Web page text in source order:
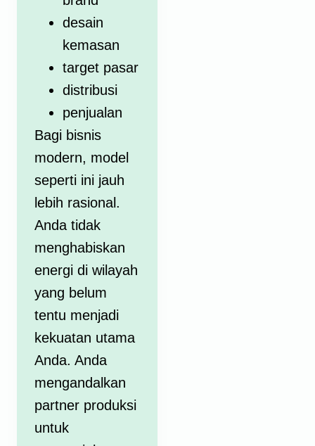
desain
kemasan
target pasar
distribusi
penjualan
Bagi bisnis
modern, model
seperti ini jauh
lebih rasional.
Anda tidak
menghabiskan
energi di wilayah
yang belum
tentu menjadi
kekuatan utama
Anda. Anda
mengandalkan
partner produksi
untuk